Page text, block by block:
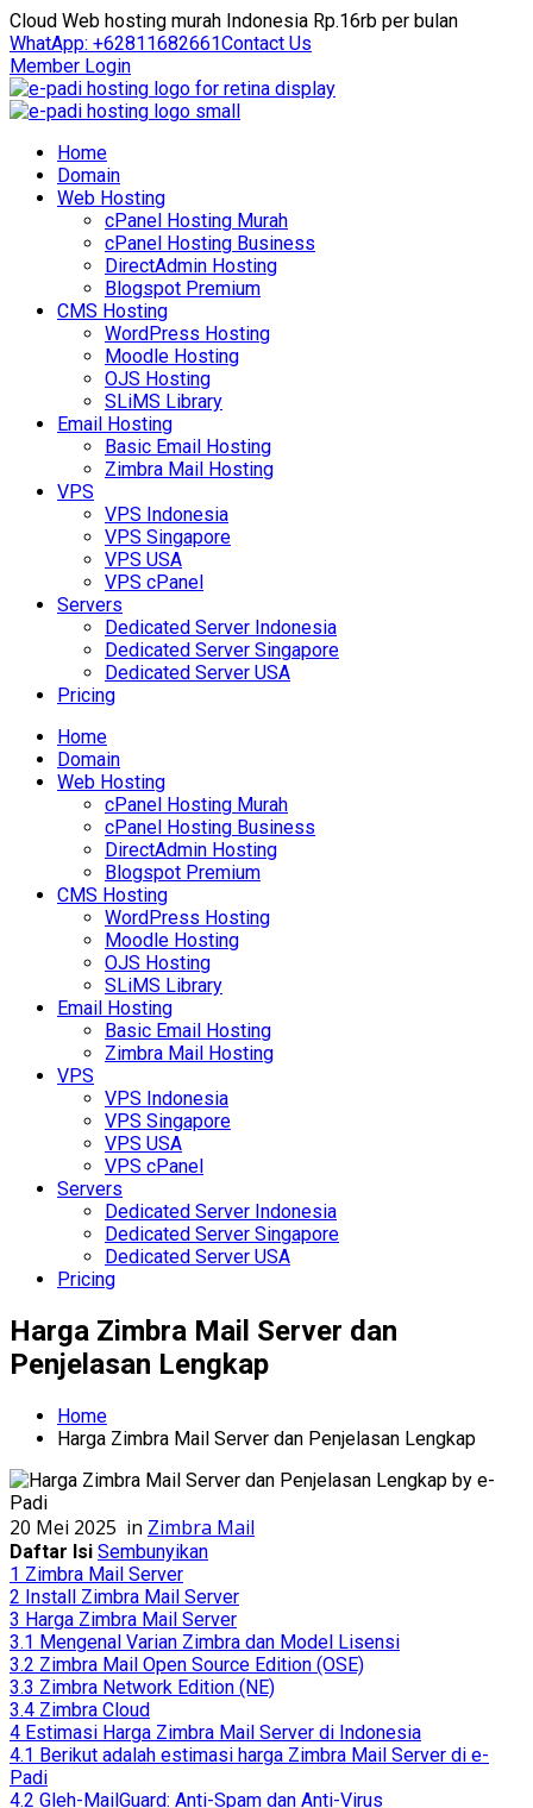
Cloud Web hosting murah Indonesia Rp.16rb per bulan
WhatApp: +62811682661Contact Us
Member Login
Home
Domain
Web Hosting
cPanel Hosting Murah
cPanel Hosting Business
DirectAdmin Hosting
Blogspot Premium
CMS Hosting
WordPress Hosting
Moodle Hosting
OJS Hosting
SLiMS Library
Email Hosting
Basic Email Hosting
Zimbra Mail Hosting
VPS
VPS Indonesia
VPS Singapore
VPS USA
VPS cPanel
Servers
Dedicated Server Indonesia
Dedicated Server Singapore
Dedicated Server USA
Pricing
Home
Domain
Web Hosting
cPanel Hosting Murah
cPanel Hosting Business
DirectAdmin Hosting
Blogspot Premium
CMS Hosting
WordPress Hosting
Moodle Hosting
OJS Hosting
SLiMS Library
Email Hosting
Basic Email Hosting
Zimbra Mail Hosting
VPS
VPS Indonesia
VPS Singapore
VPS USA
VPS cPanel
Servers
Dedicated Server Indonesia
Dedicated Server Singapore
Dedicated Server USA
Pricing
Harga Zimbra Mail Server dan
Penjelasan Lengkap
Home
Harga Zimbra Mail Server dan Penjelasan Lengkap
20 Mei 2025 in Zimbra Mail
Daftar Isi Sembunyikan
1 Zimbra Mail Server
2 Install Zimbra Mail Server
3 Harga Zimbra Mail Server
3.1 Mengenal Varian Zimbra dan Model Lisensi
3.2 Zimbra Mail Open Source Edition (OSE)
3.3 Zimbra Network Edition (NE)
3.4 Zimbra Cloud
4 Estimasi Harga Zimbra Mail Server di Indonesia
4.1 Berikut adalah estimasi harga Zimbra Mail Server di e-
Padi
4.2 Gleh-MailGuard: Anti-Spam dan Anti-Virus